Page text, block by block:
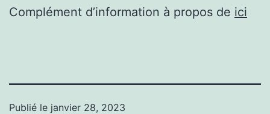
Complément d’information à propos de ici
Publié le janvier 28, 2023